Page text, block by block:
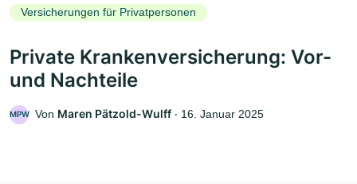
Versicherungen für Privatpersonen
Private Krankenversicherung: Vor-
und Nachteile
MPW Von Maren Pätzold-Wulff ‧ 16. Januar 2025